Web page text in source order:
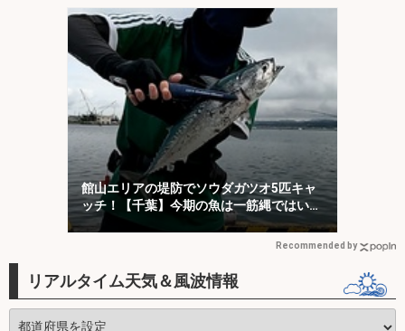
館山エリアの堤防でソウダガツオ5匹キャ
ッチ！【千葉】今期の魚は一筋縄ではいか
ない？
Recommended by
リアルタイム天気＆風波情報